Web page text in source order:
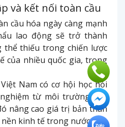
và kết nối toàn cầu
cầu hóa ngày càng mạnh
lao động sẽ trở thành
thể thiếu trong chiến lược
của nhiều quốc gia, trong
Nam có cơ hội học hỏi
từ môi trường làm
nâng cao giá trị bản thân
kinh tế trong nước.